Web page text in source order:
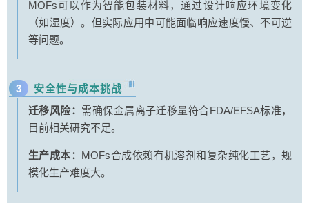
MOFs可以作为智能包装材料，通过设计响应环境变化
（如湿度）。但实际应用中可能面临响应速度慢、不可逆
等问题。
3
安全性与成本挑战
迁移风险： 需确保金属离子迁移量符合FDA/EFSA标准，
目前相关研究不足。
生产成本： MOFs合成依赖有机溶剂和复杂纯化工艺，规
模化生产难度大。